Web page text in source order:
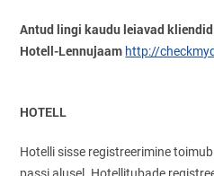
Antud lingi kaudu leiavad
Hotell-Lennujaam http://
HOTELL
Hotelli sisse registreerimine